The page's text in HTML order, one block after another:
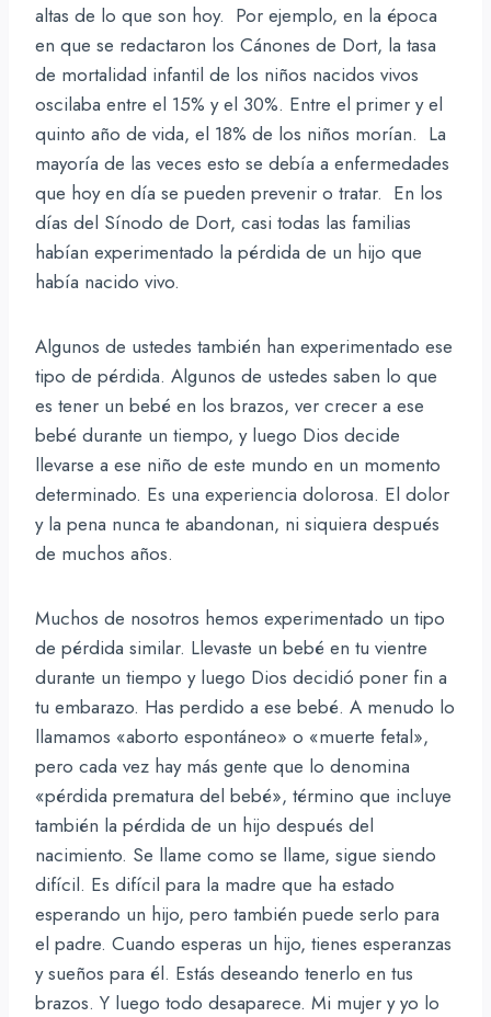
altas de lo que son hoy. Por ejemplo, en la época
en que se redactaron los Cánones de Dort, la tasa
de mortalidad infantil de los niños nacidos vivos
oscilaba entre el 15% y el 30%. Entre el primer y el
quinto año de vida, el 18% de los niños morían. La
mayoría de las veces esto se debía a enfermedades
que hoy en día se pueden prevenir o tratar. En los
días del Sínodo de Dort, casi todas las familias
habían experimentado la pérdida de un hijo que
había nacido vivo.
Algunos de ustedes también han experimentado ese
tipo de pérdida. Algunos de ustedes saben lo que
es tener un bebé en los brazos, ver crecer a ese
bebé durante un tiempo, y luego Dios decide
llevarse a ese niño de este mundo en un momento
determinado. Es una experiencia dolorosa. El dolor
y la pena nunca te abandonan, ni siquiera después
de muchos años.
Muchos de nosotros hemos experimentado un tipo
de pérdida similar. Llevaste un bebé en tu vientre
durante un tiempo y luego Dios decidió poner fin a
tu embarazo. Has perdido a ese bebé. A menudo lo
llamamos «aborto espontáneo» o «muerte fetal»,
pero cada vez hay más gente que lo denomina
«pérdida prematura del bebé», término que incluye
también la pérdida de un hijo después del
nacimiento. Se llame como se llame, sigue siendo
difícil. Es difícil para la madre que ha estado
esperando un hijo, pero también puede serlo para
el padre. Cuando esperas un hijo, tienes esperanzas
y sueños para él. Estás deseando tenerlo en tus
brazos. Y luego todo desaparece. Mi mujer y yo lo